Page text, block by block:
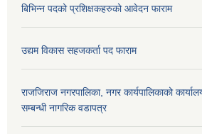
बिभिन्न पदको प्रशिक्षकहरुको आवेदन फाराम
उद्यम विकास सहजकर्ता पद फाराम
राजजिराज नगरपालिका, नगर कार्यपालिकाको
सम्बन्धी नागरिक वडापत्र